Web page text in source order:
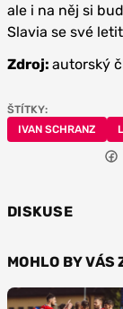
ale i na něj si
Slavia se své
Zdroj: autorský
ŠTÍTKY:
IVAN SCHRANZ
DISKUSE
MOHLO BY VÁS